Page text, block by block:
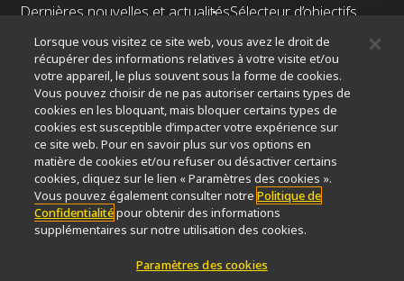
Dernières nouvelles et actualitésSélecteur d’objectifs
Resolution Calculator
PubScope
Nikon Small World
MicroscopyU
Autres Produits Nikon
Produits d'imagerie
Microscopie industrielle et métrologie
Systèmes de lithographie à semi-conducteurs
Systèmes de lithographie à FPD
Plan du siteConfidentialité
Lorsque vous visitez ce site web, vous avez le droit de
récupérer des informations relatives à votre visite et/ou
votre appareil, le plus souvent sous la forme de cookies.
Vous pouvez choisir de ne pas autoriser certains types de
cookies en les bloquant, mais bloquer certains types de
cookies est susceptible d’impacter votre expérience sur
ce site web. Pour en savoir plus sur vos options en
matière de cookies et/ou refuser ou désactiver certains
cookies, cliquez sur le lien « Paramètres des cookies ».
Vous pouvez également consulter notrePolitique de
Confidentialitépour obtenir des informations
supplémentaires sur notre utilisation des cookies.
Paramètres des cookies